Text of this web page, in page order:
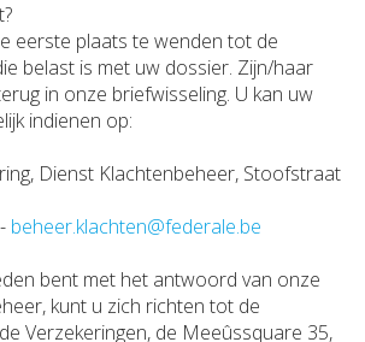
eerste plaats te wenden tot de
belast is met uw dossier. Zijn/haar
in onze briefwisseling. U kan uw
indienen op:
Dienst Klachtenbeheer, Stoofstraat
beheer.klachten@federale.be
bent met het antwoord van onze
kunt u zich richten tot de
Verzekeringen, de Meeûssquare 35,